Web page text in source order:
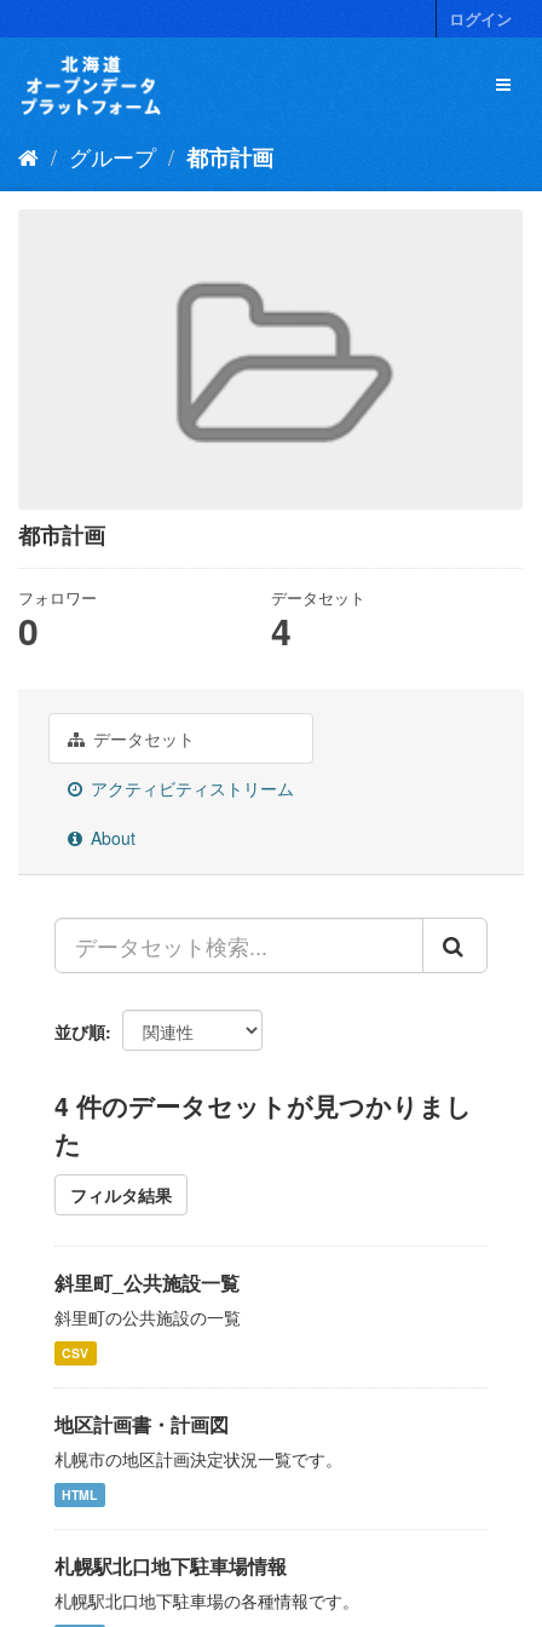
キ
ログイン
グループ 都市計画
都市計画
フォロワー
0
データセット
4
データセット
アクティビティストリーム
About
並び順
4 件のデータセットが見つかりまし
た
フィルタ結果
斜里町_公共施設一覧
斜里町の公共施設の一覧
CSV
地区計画書・計画図
札幌市の地区計画決定状況一覧です。
HTML
札幌駅北口地下駐車場情報
札幌駅北口地下駐車場の各種情報です。